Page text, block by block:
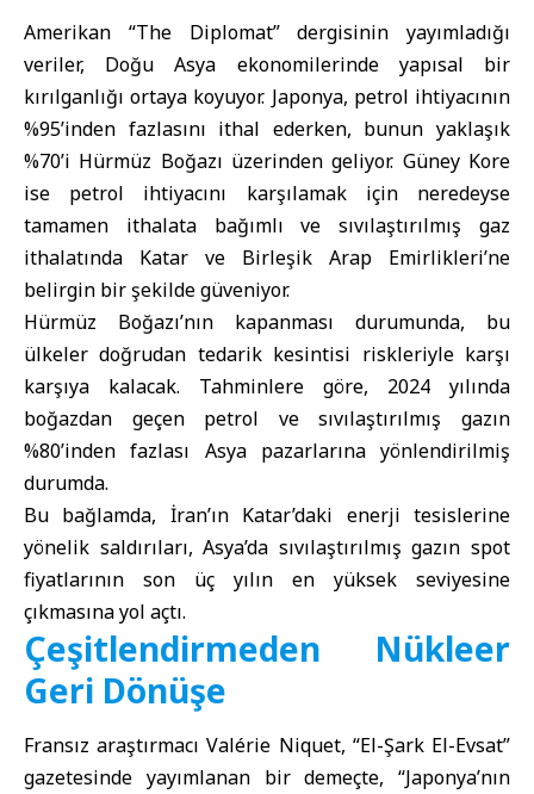
Amerikan “The Diplomat” dergisinin yayımladığı
veriler, Doğu Asya ekonomilerinde yapısal bir
kırılganlığı ortaya koyuyor. Japonya, petrol ihtiyacının
%95’inden fazlasını ithal ederken, bunun yaklaşık
%70’i Hürmüz Boğazı üzerinden geliyor. Güney Kore
ise petrol ihtiyacını karşılamak için neredeyse
tamamen ithalata bağımlı ve sıvılaştırılmış gaz
ithalatında Katar ve Birleşik Arap Emirlikleri’ne
belirgin bir şekilde güveniyor.
Hürmüz Boğazı’nın kapanması durumunda, bu
ülkeler doğrudan tedarik kesintisi riskleriyle karşı
karşıya kalacak. Tahminlere göre, 2024 yılında
boğazdan geçen petrol ve sıvılaştırılmış gazın
%80’inden fazlası Asya pazarlarına yönlendirilmiş
durumda.
Bu bağlamda, İran’ın Katar’daki enerji tesislerine
yönelik saldırıları, Asya’da sıvılaştırılmış gazın spot
fiyatlarının son üç yılın en yüksek seviyesine
çıkmasına yol açtı.
Çeşitlendirmeden Nükleer
Geri Dönüşe
Fransız araştırmacı Valérie Niquet, “El-Şark El-Evsat”
gazetesinde yayımlanan bir demeçte, “Japonya’nın